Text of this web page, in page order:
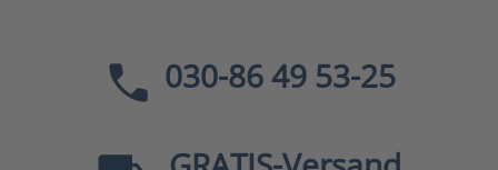
030-86 49 53-25